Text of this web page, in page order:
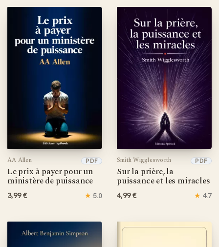
AA Allen
Le prix à payer pour un
ministère de puissance
PDF
3,99 € ★ 5.0
Smith Wigglesworth
Sur la prière, la
puissance et les miracles
PDF
4,99 € ★ 4.7